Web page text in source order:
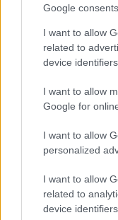
Google consents
I want to allow
related to
device
I want to allow
Google for
I want to allow
personalized
I want to allow
related to
device
„Az IHRA
űrt okoz;
Izraelhez